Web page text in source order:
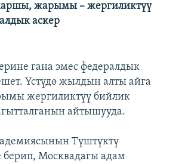
жарымы – жергиликтүү
аскер
гана эмес федералдык
Үстүдө жылдын алты айга
жергиликтүү бийлик
айтышууда.
Түштүктү
берип, Москвадагы адам